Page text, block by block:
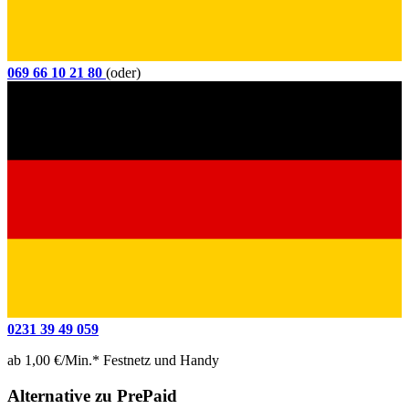
069 66 10 21 80 (oder)
0231 39 49 059
ab 1,00 €/Min.* Festnetz und Handy
Alternative zu PrePaid